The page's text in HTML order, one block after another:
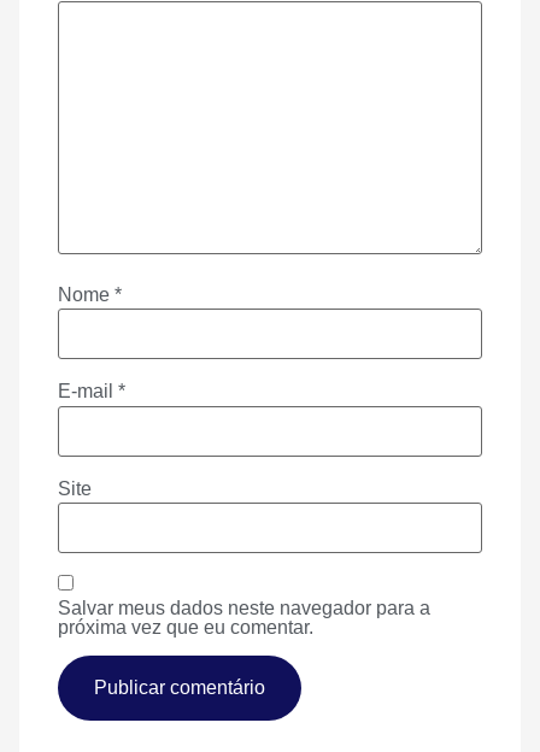
Nome *
E-mail *
Site
Salvar meus dados neste navegador para a
próxima vez que eu comentar.